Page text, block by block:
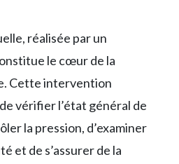
réalisée par un
le cœur de la
Cette intervention
vérifier l’état général de
la pression, d’examiner
et de s’assurer de la